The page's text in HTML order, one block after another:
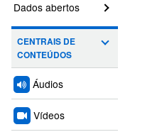
Dados abertos
CENTRAIS DE
CONTEÚDOS
Áudios
Vídeos